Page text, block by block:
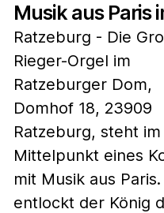
Musik aus Paris
Ratzeburg - Die
Rieger-Orgel im
Ratzeburger Dom,
Domhof 18, 23909
Ratzeburg, steht im
Mittelpunkt eines
mit Musik aus
entlockt der König